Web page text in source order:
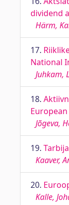
dividend
Härm,
17.
National
Juhkam,
18.
Jõgeva,
19.
Kaaver,
20.
Kalle,